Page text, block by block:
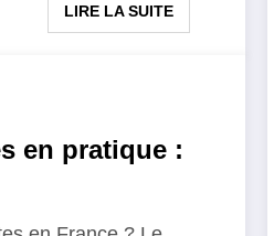
LIRE LA SUITE
en pratique :